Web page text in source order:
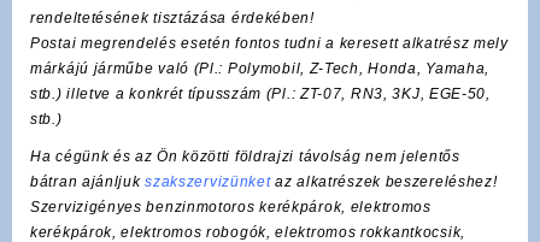
rendeltetésének tisztázása érdekében!
Postai megrendelés esetén fontos tudni a keresett alkatrész mely
márkájú járműbe való (Pl.: Polymobil Z-Tech
, Honda, Yamaha,
stb.) illetve a konkrét típusszám (Pl.: ZT-07, RN3, 3KJ, EGE-50,
stb.)
Ha cégünk és az Ön közötti földrajzi távolság nem jelentős
bátran ajánljukszakszervizünket az alkatrészek beszereléshez!
Szervizigényes benzinmotoros kerékpárok, elektromos
kerékpárok, elektromos robogók, elektromos rokkantkocsik,